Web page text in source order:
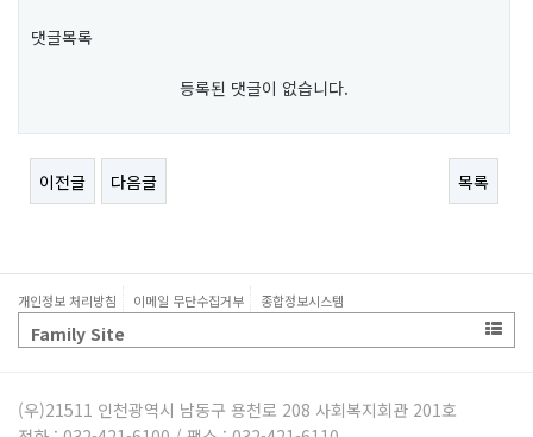
댓글목록
등록된 댓글이 없습니다.
이전글 다음글 목록
개인정보 처리방침 이메일 무단수집거부 종합정보시스템
Family Site
(우)21511 인천광역시 남동구 용천로 208 사회복지회관 201호